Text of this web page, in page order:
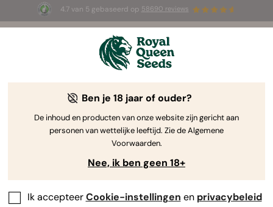
4.7 van 5 gebaseerd op 58690 reviews
1+1 GRATIS- Tijdelijke aanbieding
2d 9h 7m 54s
The RQS Blog
Cannabis Lifestyle Blogs
Ben je 18 jaar of ouder?
De inhoud en producten van onze website zijn gericht aan
personen van wettelijke leeftijd. Zie de Algemene
Voorwaarden.
Nee, ik ben geen 18+
Ik accepteerCookie-instellingen en privacybeleid